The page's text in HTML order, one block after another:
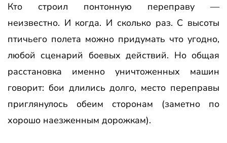
Кто строил понтонную переправу —
неизвестно. И когда. И сколько раз. С высоты
птичьего полета можно придумать что угодно,
любой сценарий боевых действий. Но общая
расстановка именно уничтоженных машин
говорит: бои длились долго, место переправы
приглянулось обеим сторонам (заметно по
хорошо наезженным дорожкам).